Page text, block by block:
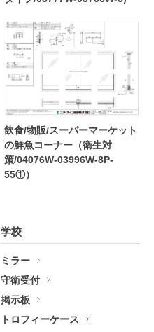
飲食/物販/スーパーマーケット
の鮮魚コーナー（衛生対
策/04076W-03996W-8P-
55①）
学校
ミラー
守衛受付
掲示板
トロフィーケース